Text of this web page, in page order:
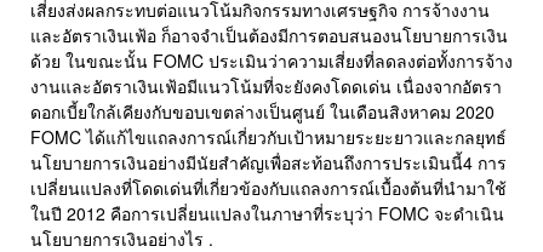
เสี่ยงส่งผลกระทบต่อแนวโน้มกิจกรรมทางเศรษฐกิจ การจ้างงาน
และอัตราเงินเฟ้อ ก็อาจจำเป็นต้องมีการตอบสนองนโยบายการเงิน
ด้วย ในขณะนั้น FOMC ประเมินว่าความเสี่ยงที่ลดลงต่อทั้งการจ้าง
งานและอัตราเงินเฟ้อมีแนวโน้มที่จะยังคงโดดเด่น เนื่องจากอัตรา
ดอกเบี้ยใกล้เคียงกับขอบเขตล่างเป็นศูนย์ ในเดือนสิงหาคม 2020
FOMC ได้แก้ไขแถลงการณ์เกี่ยวกับเป้าหมายระยะยาวและกลยุทธ์
นโยบายการเงินอย่างมีนัยสำคัญเพื่อสะท้อนถึงการประเมินนี้4 การ
เปลี่ยนแปลงที่โดดเด่นที่เกี่ยวข้องกับแถลงการณ์เบื้องต้นที่นำมาใช้
ในปี 2012 คือการเปลี่ยนแปลงในภาษาที่ระบุว่า FOMC จะดำเนิน
นโยบายการเงินอย่างไร .